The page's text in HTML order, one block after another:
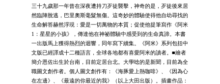
三十九歲那一年曾在深夜遭持刀歹徒襲擊，神奇的是，歹徒後來居
然臨陣脫逃，巴里奧斯毫髮無傷。這奇妙的體驗使得他自幼尋找的
生命解答赫然浮現：愛是一切萬物的本質；促使他提筆寫作《阿米
1：星星的小孩》，傳達他在神祕體驗中感受到的生命真諦。本書
一出版馬上獲得熱烈的迴響，同年寫下續集。《阿米》系列包括中
文版已經譯成十二種語言，全球各地都有喜愛阿米的讀者。■繪者
簡介恩佐出生於台南，目前定居台北。大學唸的是新聞，目前為全
職圖文創作者。個人圖文創作有：《海豚愛上熱咖啡》、《因為心
在左邊》、《最遠的你最近的我》（以上大田出版）。插畫作品：